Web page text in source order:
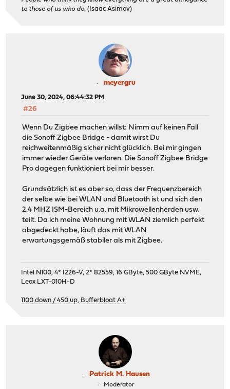
to those of us who do. (Isaac Asimov)
meyergru
June 30, 2024, 06:44:32 PM
#26
Wenn Du Zigbee machen willst: Nimm auf keinen Fall
die Sonoff Zigbee Bridge - damit wirst Du
reichweitenmäßig sicher nicht glücklich. Bei mir gingen
immer wieder Geräte verloren. Die Sonoff Zigbee Bridge
Pro dagegen funktioniert bei mir besser.
Grundsätzlich ist es aber so, dass der Frequenzbereich
der selbe wie bei WLAN und Bluetooth ist und sich den
2.4 MHZ ISM-Bereich u.a. mit Mikrowellenherden usw.
teilt. Da ich meine Wohnung mit WLAN ziemlich perfekt
abgedeckt habe, läuft das mit WLAN
erwartungsgemäß stabiler als mit Zigbee.
Intel N100, 4* I226-V, 2* 82559, 16 GByte, 500 GByte NVME,
Leox LXT-010H-D
1100 down / 450 up, Bufferbloat A+
Patrick M. Hausen
Moderator